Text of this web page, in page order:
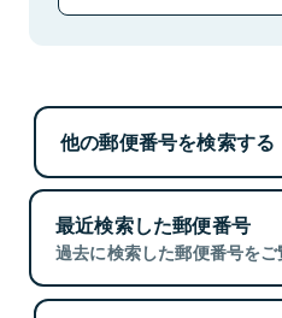
他の郵便番号を検索する
最近検索した郵便番号
過去に検索した郵便番号をご